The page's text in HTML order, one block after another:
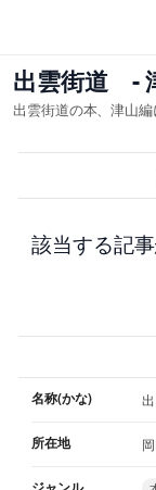
を
ス
キ
ッ
出雲街道 -
出雲街道の本、津山編
該当する記事
名称(かな)
所在地